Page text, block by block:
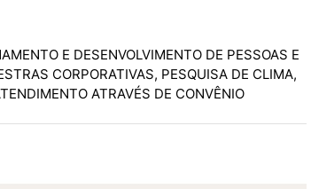
E DESENVOLVIMENTO DE PESSOAS E
CORPORATIVAS, PESQUISA DE CLIMA,
ATRAVÉS DE CONVÊNIO